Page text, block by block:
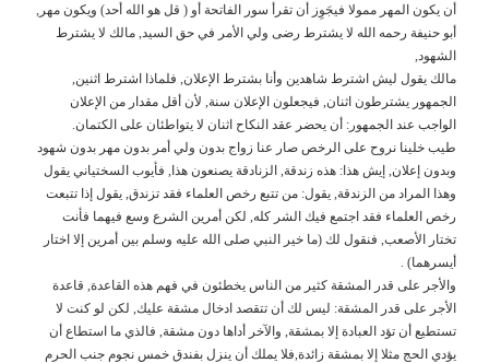
أن يكون المهر ممولا فيجَوِز أن تقرأ سور الفاتحة أو ( قل هو الله أحد) ويكون مهر,
أبو حنيفة رحمه الله لا يشترط رضى ولي الأمر في حق السيد, مالك لا يشترط
الشهود,
مالك يقول ليش اشترط شاهدين وأنا بشترط الإعلان, فلماذا اشترط اثنين,
الجمهور يشترطون اثنان, فيجعلون الإعلان سنة, لأن أقل مقدار من الإعلان
الواجب عند الجمهور: أن يحضر عقد النكاح اثنان لا يتواطئان على الكتمان.
طيب خلينا نروح على الرخص صار عنا زواج بدون ولي أمر بدون مهر بدون شهود
وبدون إعلان, إيش هذا: هذه زندقة, الزنادقة يصنعون هذا, فأيوب السختياني يقول
وهذا المراد من الزندقة, يقول: من تتبع رخص العلماء فقد تزندق, يقول إذا تتبعت
رخص العلماء فقد اجتمع فيك الشر كله, لكن أمرين الشرع وسع فيهما فأنت
تختار الأصعب, فنقول لك (ما خير النبي صلى الله عليه وسلم بين أمرين إلا اختار
أيسرهما) .
والأجر على قدر المشقة كثير من الناس يخطئون في فهم هذه القاعدة, قاعدة
الأجر على قدر المشقة: ليس لك أن تتقصد ادخال مشقة عليك, لكن لو كنت لا
تستطيع أن تؤد العبادة إلا بمشقة, والآخر أداها دون مشقة, فالذي ما استطاع أن
يؤدي الحج مثلا إلا بمشقة زائدة,فلا يملك أن ينزل بفندق خمس نجوم جنب الحرم